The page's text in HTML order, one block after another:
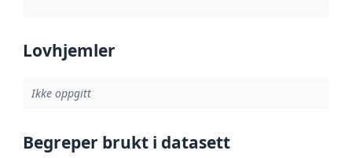
Lovhjemler
Ikke oppgitt
Begreper brukt i datasett